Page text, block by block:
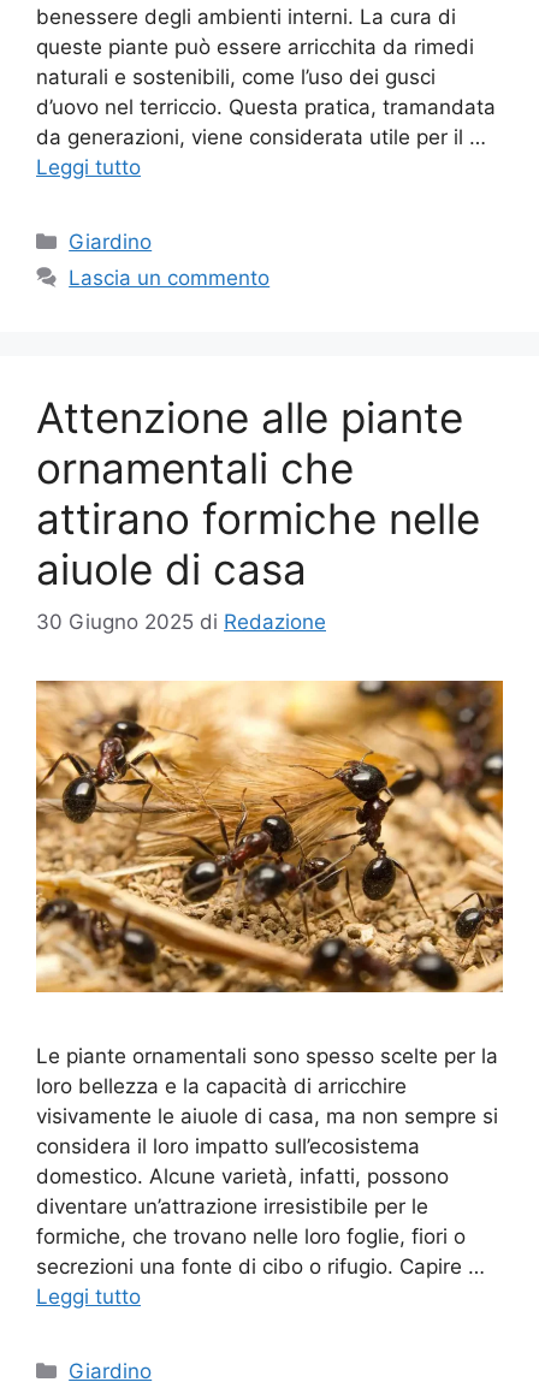
benessere degli ambienti interni. La cura di
queste piante può essere arricchita da rimedi
naturali e sostenibili, come l’uso dei gusci
d’uovo nel terriccio. Questa pratica, tramandata
da generazioni, viene considerata utile per il …
Leggi tutto
Categorie
Giardino
Lascia un commento
Attenzione alle piante
ornamentali che
attirano formiche nelle
aiuole di casa
30 Giugno 2025 di Redazione
Le piante ornamentali sono spesso scelte per la
loro bellezza e la capacità di arricchire
visivamente le aiuole di casa, ma non sempre si
considera il loro impatto sull’ecosistema
domestico. Alcune varietà, infatti, possono
diventare un’attrazione irresistibile per le
formiche, che trovano nelle loro foglie, fiori o
secrezioni una fonte di cibo o rifugio. Capire …
Leggi tutto
Categorie
Giardino